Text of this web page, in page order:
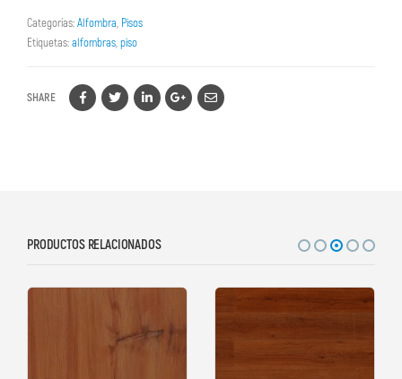
Categorías:Alfombra, Pisos
Etiquetas:alfombras,piso
SHARE
PRODUCTOS RELACIONADOS